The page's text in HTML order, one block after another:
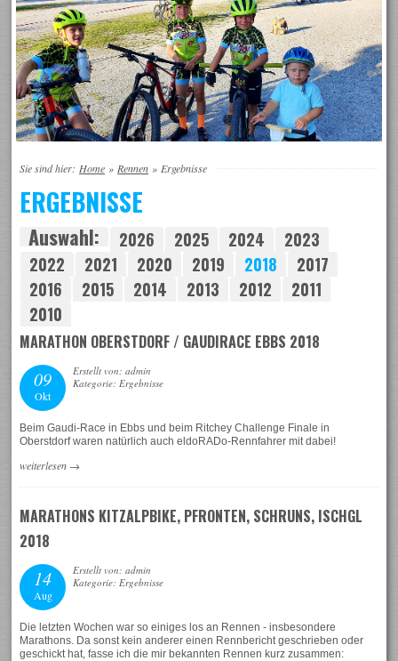
Sie sind hier: Home » Rennen » Ergebnisse
ERGEBNISSE
Auswahl: 2026 2025 2024
2023
2022
2021 2020 2019 2018
2017
2016
2015 2014 2013 2012
2011
2010
MARATHON OBERSTDORF / GAUDIRACE EBBS 2018
09
Okt
Erstellt von: admin
Kategorie: Ergebnisse
Beim Gaudi-Race in Ebbs und beim Ritchey Challenge Finale in
Oberstdorf waren natürlich auch eldoRADo-Rennfahrer mit dabei!
weiterlesen →
MARATHONS KITZALPBIKE, PFRONTEN, SCHRUNS, ISCHGL
2018
14
Aug
Erstellt von: admin
Kategorie: Ergebnisse
Die letzten Wochen war so einiges los an Rennen - insbesondere
Marathons. Da sonst kein anderer einen Rennbericht geschrieben oder
geschickt hat, fasse ich die mir bekannten Rennen kurz zusammen: